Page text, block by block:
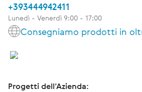
+393444942411
Lunedì - Venerdì 9:00 - 17:00
Consegniamo prodotti in
Progetti dell’Azienda: